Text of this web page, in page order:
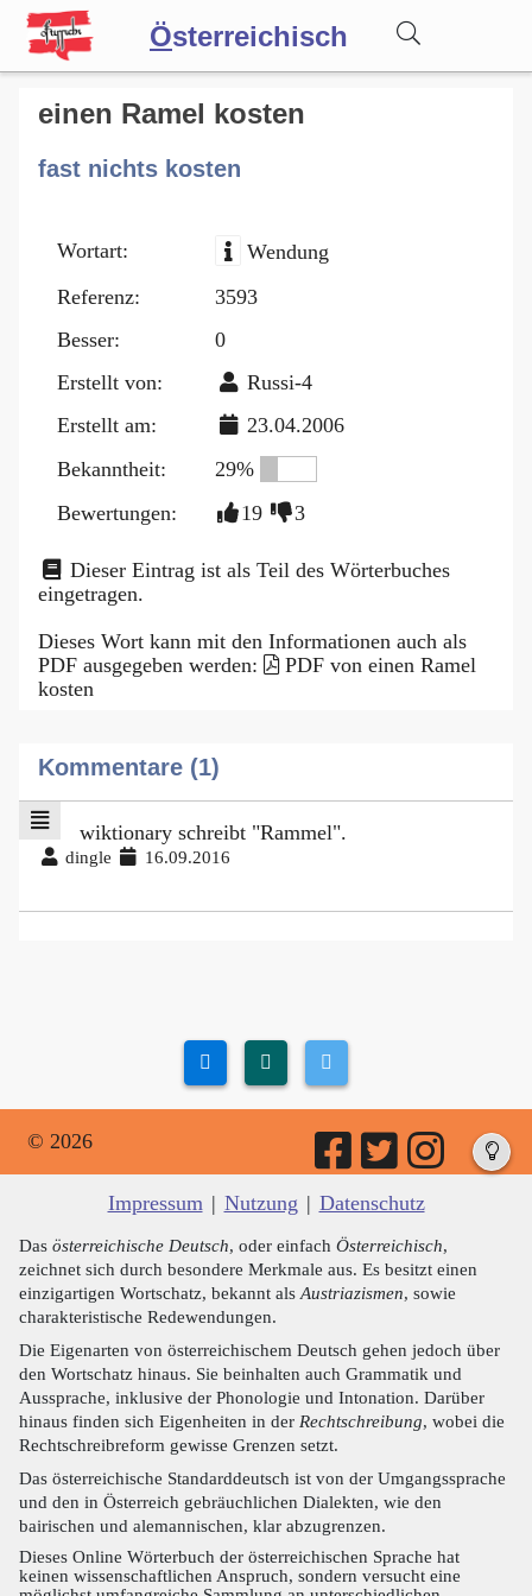
Österreichisch
Wörterbuch
Forum
Blog
einen Ramel kosten
fast nichts kosten
Wortart:
Wendung
Referenz:
3593
Besser:
0
Erstellt von:
Russi-4
Erstellt am:
23.04.2006
Bekanntheit:
29%
Bewertungen:
19 3
Dieser Eintrag ist als Teil des Wörterbuches
eingetragen.
Dieses Wort kann mit den Informationen auch als
PDF ausgegeben werden:
PDF von einen Ramel
kosten
Kommentare (1)
wiktionary schreibt "Rammel".
dingle 16.09.2016
© 2026
Impressum | Nutzung | Datenschutz
Das österreichische Deutsch, oder einfach Österreichisch,
zeichnet sich durch besondere Merkmale aus. Es besitzt einen
einzigartigen Wortschatz, bekannt als Austriazismen, sowie
charakteristische Redewendungen.
Die Eigenarten von österreichischem Deutsch gehen jedoch über
den Wortschatz hinaus. Sie beinhalten auch Grammatik und
Aussprache, inklusive der Phonologie und Intonation. Darüber
hinaus finden sich Eigenheiten in der Rechtschreibung, wobei die
Rechtschreibreform gewisse Grenzen setzt.
Das österreichische Standarddeutsch ist von der Umgangssprache
und den in Österreich gebräuchlichen Dialekten, wie den
bairischen und alemannischen, klar abzugrenzen.
Dieses Online Wörterbuch der österreichischen Sprache hat
keinen wissenschaftlichen Anspruch, sondern versucht eine